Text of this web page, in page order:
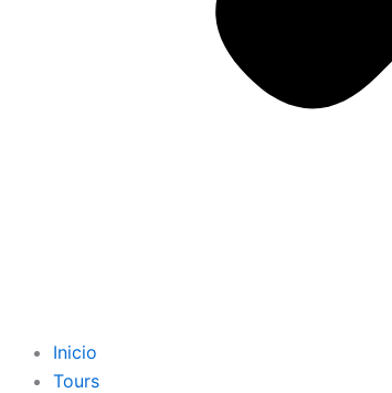
Inicio
Tours